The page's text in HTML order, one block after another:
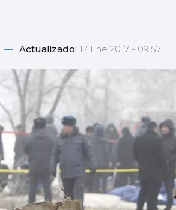
— Actualizado: 17 Ene 2017 - 09:57